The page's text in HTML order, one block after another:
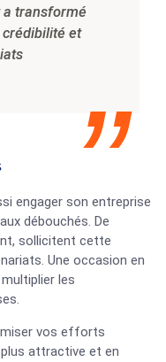
a transformé
et
engager son entreprise
débouchés. De
sollicitent cette
Une occasion en
les
vos efforts
attractive et en